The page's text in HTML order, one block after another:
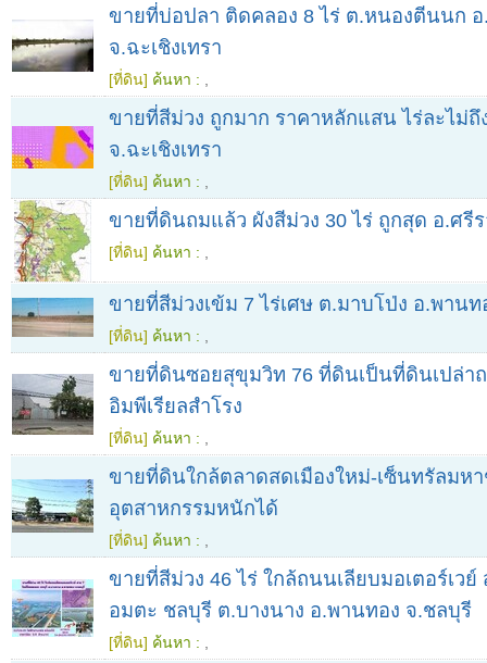
ขายที่บ่อปลา ติดคลอง 8 ไร่ ต.หนองตีนนก
จ.ฉะเชิงเทรา
[ที่ดิน] ค้นหา :
ขายที่สีม่วง ถูกมาก ราคาหลักแสน ไร่ละไม่ถึ
จ.ฉะเชิงเทรา
[ที่ดิน] ค้นหา :
ขายที่ดินถมแล้ว ผังสีม่วง 30 ไร่ ถูกสุด อ.ศรี
[ที่ดิน] ค้นหา :
ขายที่สีม่วงเข้ม 7 ไร่เศษ ต.มาบโป่ง อ.พาน
[ที่ดิน] ค้นหา :
ขายที่ดินซอยสุขุมวิท 76 ที่ดินเป็นที่ดินเปล่า
อิมพีเรียลสำโรง
[ที่ดิน] ค้นหา :
ขายที่ดินใกล้ตลาดสดเมืองใหม่-เซ็นทรัลมห
อุตสาหกรรมหนักได้
[ที่ดิน] ค้นหา :
ขายที่สีม่วง 46 ไร่ ใกล้ถนนเลียบมอเตอร์เว
อมตะ ชลบุรี ต.บางนาง อ.พานทอง จ.ชลบุรี
[ที่ดิน] ค้นหา :